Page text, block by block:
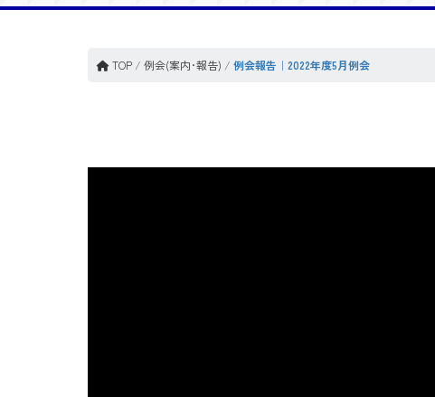
TOP / 例会(案内･報告) / 例会報告｜2022年度5月例会